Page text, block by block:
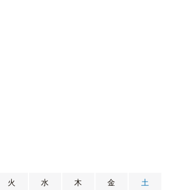
火 水 木 金 土